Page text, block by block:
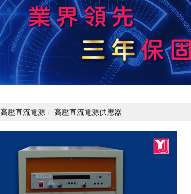
高壓直流電源 高壓直流電源供應器